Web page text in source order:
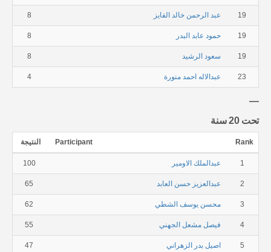
19 عبد الرحمن خالد الفايز 8
19 حمود عابد البدر 8
19 سعود الرشيد 8
23 عبدالاله احمد منورة 4
تحت 20 سنة
Rank
Participant النتيجة
1 عبدالملك الاومير 100
2 عبدالعزيز حسن العابد 65
3 محسن يوسف الشطي 62
4 فيصل مشعل الجهني 55
5 اصيل بدر الزهراني 47